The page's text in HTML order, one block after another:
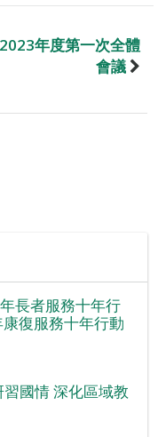
年度第一次全體
會議
長者服務十年行
復服務十年行動
國情 深化區域教